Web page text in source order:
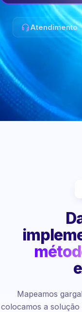
Atendimento
Mapeamos
colocamos a